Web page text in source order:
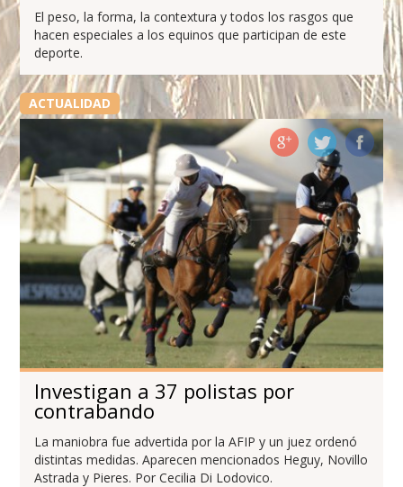
El peso, la forma, la contextura y todos los rasgos que
hacen especiales a los equinos que participan de este
deporte.
ACTUALIDAD
Investigan a 37 polistas por
contrabando
La maniobra fue advertida por la AFIP y un juez ordenó
distintas medidas. Aparecen mencionados Heguy, Novillo
Astrada y Pieres. Por Cecilia Di Lodovico.